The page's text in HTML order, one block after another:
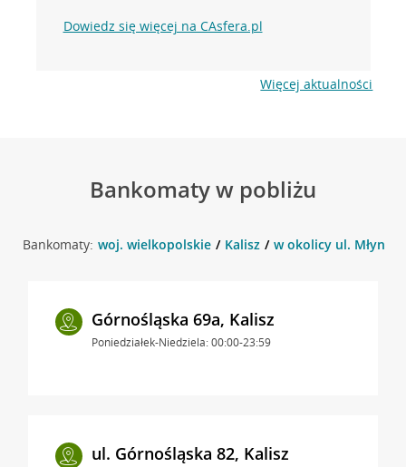
Dowiedz się więcej na CAsfera.pl
Więcej aktualności
Bankomaty w pobliżu
Bankomaty: woj. wielkopolskie Kalisz w okolicy ul.
Górnośląska 69a, Kalisz
Poniedziałek-Niedziela: 00:00-23:59
ul. Górnośląska 82, Kalisz